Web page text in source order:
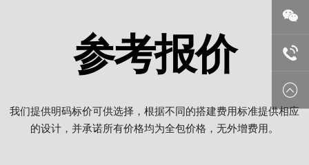
参考报价
我们提供明码标价可供选择，根据不同的搭建费用标准提供相应
的设计，并承诺所有价格均为全包价格，无外增费用。
扫码